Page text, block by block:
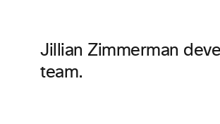
Jillian Zimmerman
team.